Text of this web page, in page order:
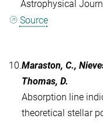
Astrophysical
Source
10.Maraston, C.,
Thomas, D.
Absorption line
theoretical stellar